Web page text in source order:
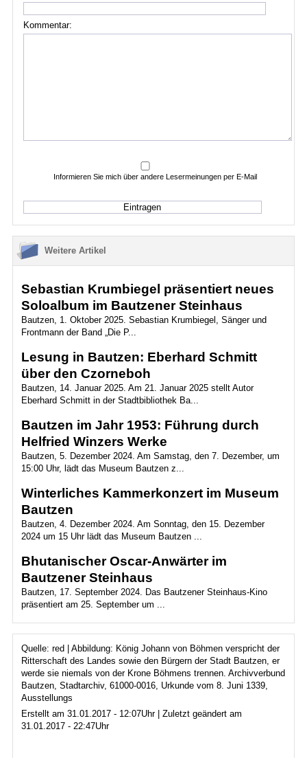
Kommentar:
Informieren Sie mich über andere Lesermeinungen per E-Mail
Weitere Artikel
Sebastian Krumbiegel präsentiert neues
Soloalbum im Bautzener Steinhaus
Bautzen, 1. Oktober 2025. Sebastian Krumbiegel, Sänger und
Frontmann der Band „Die P...
Lesung in Bautzen: Eberhard Schmitt
über den Czorneboh
Bautzen, 14. Januar 2025. Am 21. Januar 2025 stellt Autor
Eberhard Schmitt in der Stadtbibliothek Ba...
Bautzen im Jahr 1953: Führung durch
Helfried Winzers Werke
Bautzen, 5. Dezember 2024. Am Samstag, den 7. Dezember, um
15:00 Uhr, lädt das Museum Bautzen z...
Winterliches Kammerkonzert im Museum
Bautzen
Bautzen, 4. Dezember 2024. Am Sonntag, den 15. Dezember
2024 um 15 Uhr lädt das Museum Bautzen ...
Bhutanischer Oscar-Anwärter im
Bautzener Steinhaus
Bautzen, 17. September 2024. Das Bautzener Steinhaus-Kino
präsentiert am 25. September um ...
Quelle: red | Abbildung: König Johann von Böhmen verspricht der
Ritterschaft des Landes sowie den Bürgern der Stadt Bautzen, er
werde sie niemals von der Krone Böhmens trennen. Archivverbund
Bautzen, Stadtarchiv, 61000-0016, Urkunde vom 8. Juni 1339,
Ausstellungs
Erstellt am 31.01.2017 - 12:07Uhr | Zuletzt geändert am
31.01.2017 - 22:47Uhr